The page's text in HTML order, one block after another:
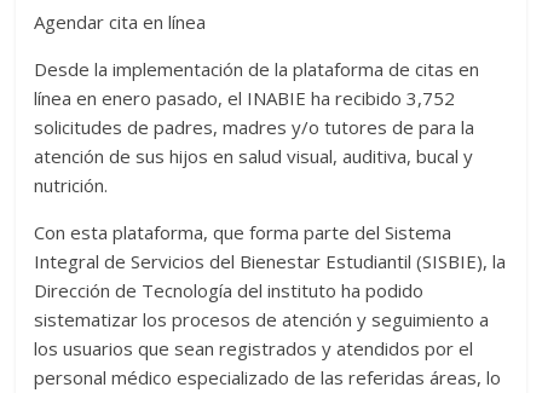
Agendar cita en línea
Desde la implementación de la plataforma de citas en
línea en enero pasado, el INABIE ha recibido 3,752
solicitudes de padres, madres y/o tutores de para la
atención de sus hijos en salud visual, auditiva, bucal y
nutrición.
Con esta plataforma, que forma parte del Sistema
Integral de Servicios del Bienestar Estudiantil (SISBIE), la
Dirección de Tecnología del instituto ha podido
sistematizar los procesos de atención y seguimiento a
los usuarios que sean registrados y atendidos por el
personal médico especializado de las referidas áreas, lo